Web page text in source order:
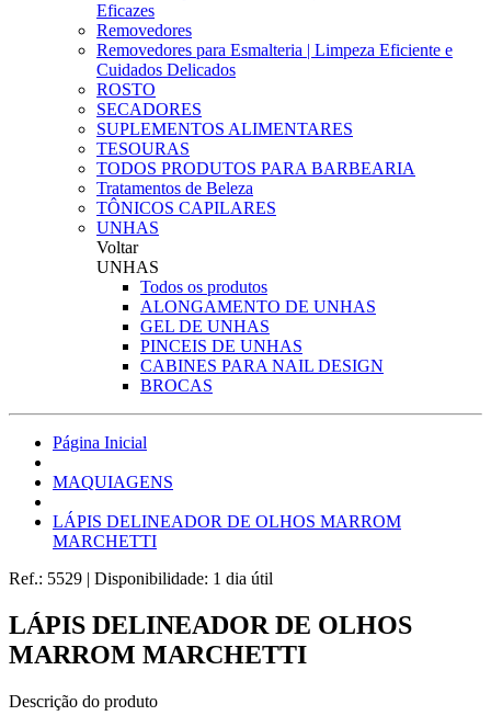
Eficazes
Removedores
Removedores para Esmalteria | Limpeza Eficiente e
Cuidados Delicados
ROSTO
SECADORES
SUPLEMENTOS ALIMENTARES
TESOURAS
TODOS PRODUTOS PARA BARBEARIA
Tratamentos de Beleza
TÔNICOS CAPILARES
UNHAS
Voltar
UNHAS
Todos os produtos
ALONGAMENTO DE UNHAS
GEL DE UNHAS
PINCEIS DE UNHAS
CABINES PARA NAIL DESIGN
BROCAS
Página Inicial
MAQUIAGENS
LÁPIS DELINEADOR DE OLHOS MARROM
MARCHETTI
Ref.: 5529 | Disponibilidade: 1 dia útil
LÁPIS DELINEADOR DE OLHOS
MARROM MARCHETTI
Descrição do produto